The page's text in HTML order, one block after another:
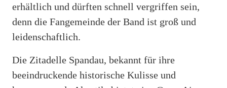
erhältlich und dürften schnell vergriffen sein,
denn die Fangemeinde der Band ist groß und
leidenschaftlich.
Die Zitadelle Spandau, bekannt für ihre
beeindruckende historische Kulisse und